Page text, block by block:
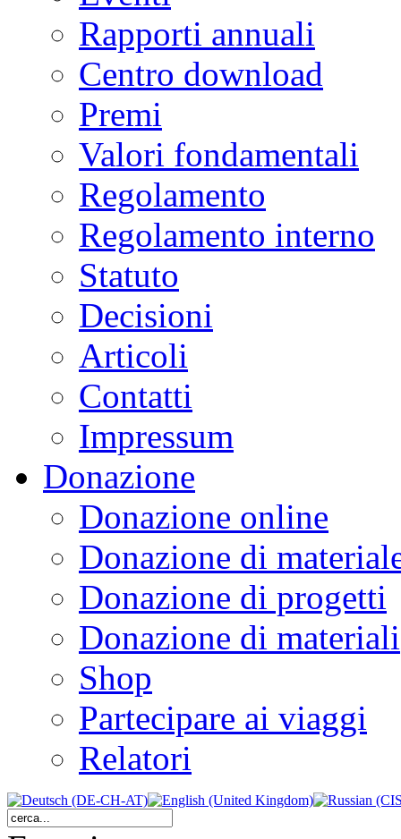
Rapporti annuali
Centro download
Premi
Valori fondamentali
Regolamento
Regolamento interno
Statuto
Decisioni
Articoli
Contatti
Impressum
Donazione
Donazione online
Donazione di
Donazione di progetti
Donazione di materiali
Shop
Partecipare ai viaggi
Relatori